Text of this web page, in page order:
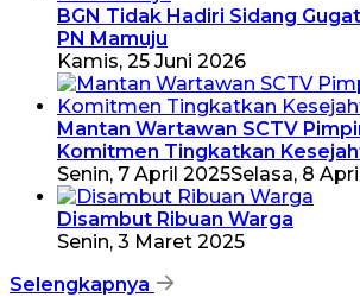
BGN Tidak Hadiri Sidang
PN Mamuju
Kamis, 25 Juni 2026
Mantan Wartawan SCTV
Komitmen Tingkatkan
Senin, 7 April 2025Selasa, 8
Disambut Ribuan Warga
Senin, 3 Maret 2025
Selengkapnya